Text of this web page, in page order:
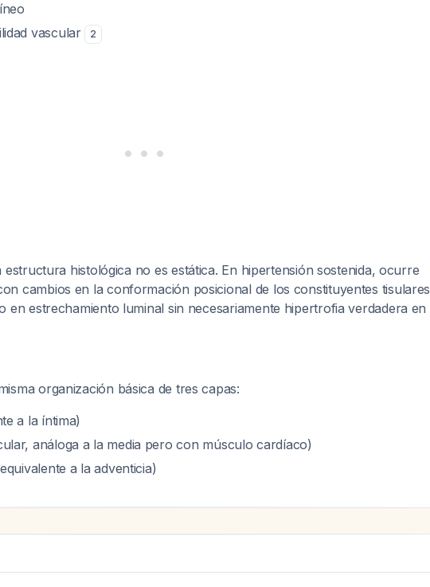
vascular
2
estructura histológica no es estática. En hipertensión sostenida, ocurre
cambios en la conformación posicional de los constituyentes tisulares
en estrechamiento luminal sin necesariamente hipertrofia verdadera en
organización básica de tres capas:
a la íntima)
análoga a la media pero con músculo cardíaco)
a la adventicia)